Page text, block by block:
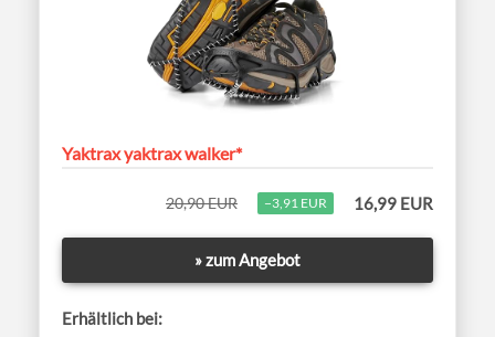
Yaktrax yaktrax walker*
20,90 EUR −3,91 EUR 16,99 EUR
» zum Angebot
Erhältlich bei: